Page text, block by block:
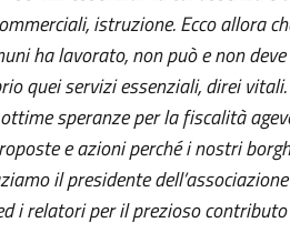
istruzione. Ecco allora
ha lavorato, non può e non
quei servizi essenziali, direi
speranze per la fiscalità
e azioni perché i nostri
il presidente
i relatori per il prezioso